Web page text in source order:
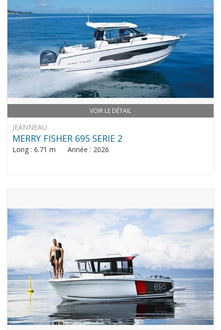
VOIR LE DÉTAIL
JEANNEAU
MERRY FISHER 695 SERIE 2
Long : 6.71 m Année : 2026